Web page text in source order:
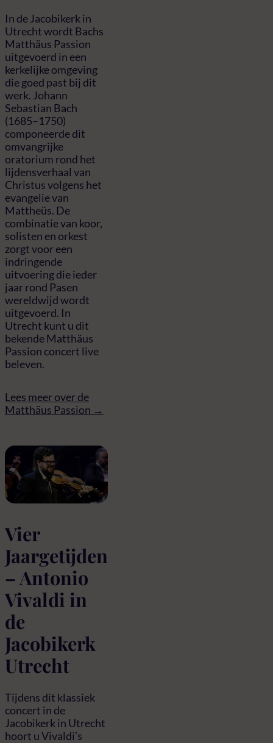
In de Jacobikerk in
Utrecht wordt Bachs
Matthäus Passion
uitgevoerd in een
kerkelijke omgeving
die goed past bij dit
werk. Johann
Sebastian Bach
(1685–1750)
componeerde dit
omvangrijke
oratorium rond het
lijdensverhaal van
Christus volgens het
evangelie van
Mattheüs. De
combinatie van koor,
solisten en orkest
zorgt voor een
indringende
uitvoering die ieder
jaar rond Pasen
wereldwijd wordt
uitgevoerd. In
Utrecht kunt u dit
bekende Matthäus
Passion concert live
beleven.
Lees meer over de
Matthäus Passion →
Vier
Jaargetijden
– Antonio
Vivaldi in
de
Jacobikerk
Utrecht
Tijdens dit klassiek
concert in de
Jacobikerk in Utrecht
hoort u Vivaldi’s